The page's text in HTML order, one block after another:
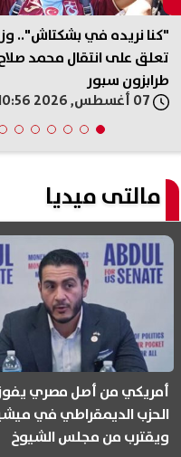
"كنا نريده في بشكتاش"..
تعلق على انتقال محمد
طرابزون سبور
مالتى ميديا
أمريكي من أصل مصري يفوز
الحزب الديمقراطي في
ويقترب من مجلس الشيوخ